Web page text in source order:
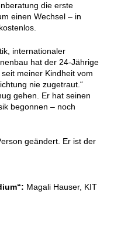
die erste
einen Wechsel – in
internationaler
hat der 24-Jährige
meiner Kindheit vom
nie zugetraut.“
gehen. Er hat seinen
begonnen – noch
geändert. Er ist der
Magali Hauser, KIT